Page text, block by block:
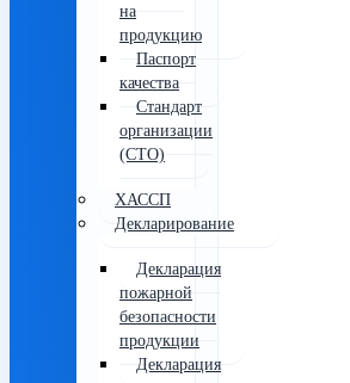
на
продукцию
Паспорт
качества
Стандарт
организации
(СТО)
ХАССП
Декларирование
Декларация
пожарной
безопасности
продукции
Декларация